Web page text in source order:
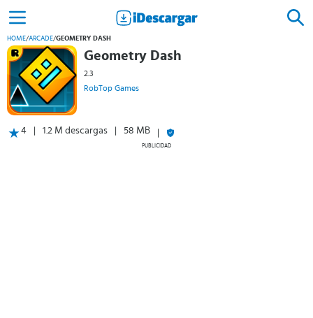
HOME/ARCADE/GEOMETRY DASH
Geometry Dash
2.3
RobTop Games
4 1.2 M descargas 58 MB
PUBLICIDAD